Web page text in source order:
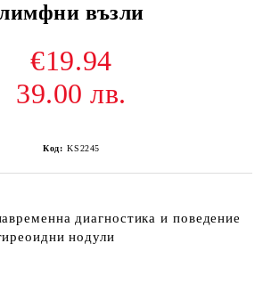
възли
€19.94
39.00 лв.
Код: KS2245
диагностика и поведение
нодули